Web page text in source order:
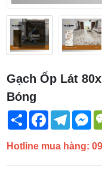
Gạch Ốp Lát
Bóng
Share Facebook
Hotline mua hàng: